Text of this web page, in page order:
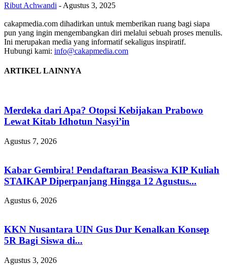
Ribut Achwandi - Agustus 3, 2025
cakapmedia.com dihadirkan untuk memberikan ruang bagi siapa
pun yang ingin mengembangkan diri melalui sebuah proses menulis.
Ini merupakan media yang informatif sekaligus inspiratif.
Hubungi kami: info@cakapmedia.com
ARTIKEL LAINNYA
Merdeka dari Apa? Otopsi Kebijakan Prabowo
Lewat Kitab Idhotun Nasyi’in
Agustus 7, 2026
Kabar Gembira! Pendaftaran Beasiswa KIP Kuliah
STAIKAP Diperpanjang Hingga 12 Agustus...
Agustus 6, 2026
KKN Nusantara UIN Gus Dur Kenalkan Konsep
5R Bagi Siswa di...
Agustus 3, 2026